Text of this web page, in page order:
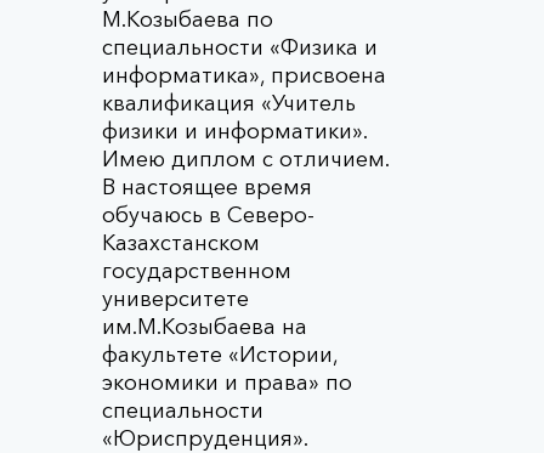
М.Козыбаева по
специальности «Физика и
информатика», присвоена
квалификация «Учитель
физики и информатики».
Имею диплом с отличием.
В настоящее время
обучаюсь в Северо-
Казахстанском
государственном
университете
им.М.Козыбаева на
факультете «Истории,
экономики и права» по
специальности
«Юриспруденция».